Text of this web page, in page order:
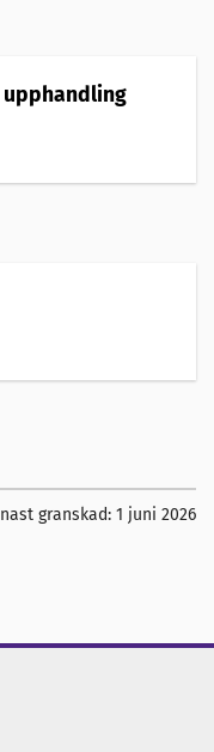
upphandling
granskad: 1 juni 2026